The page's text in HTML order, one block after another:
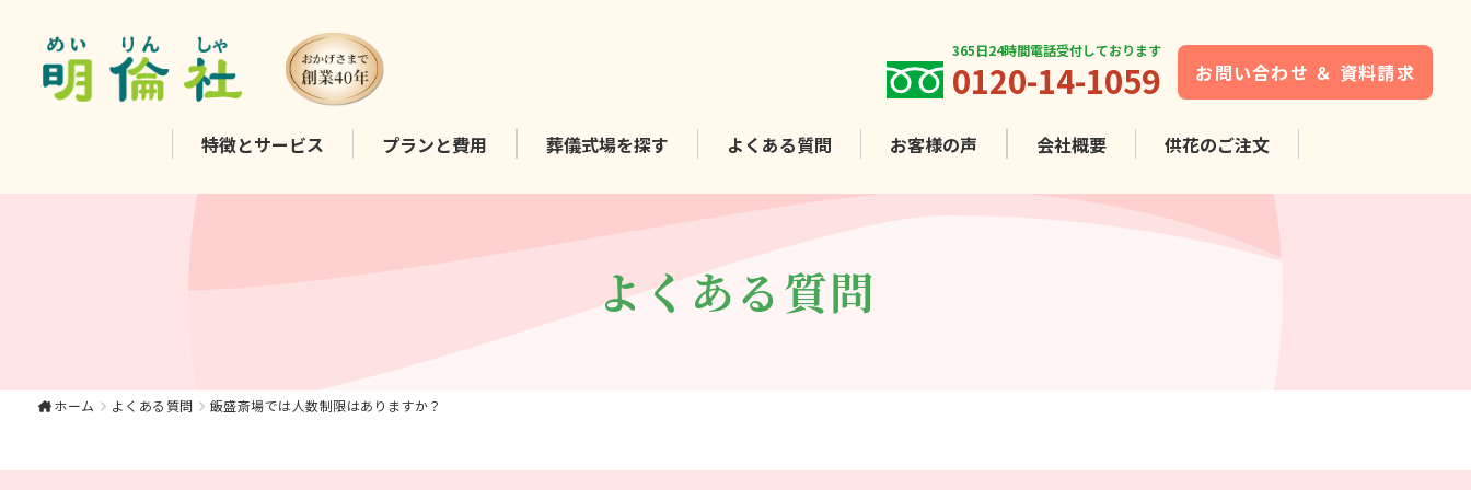
はありますか？。【公
365日24時間電話受付しております
0120-14-1059 お問い合わせ ＆ 資料請求
特徴とサービス プランと費用 葬儀式場を探す よくある質問 お客様の声 会社概要 供花のご注文
よくある質問
ホーム よくある質問 飯盛斎場では人数制限はありますか？